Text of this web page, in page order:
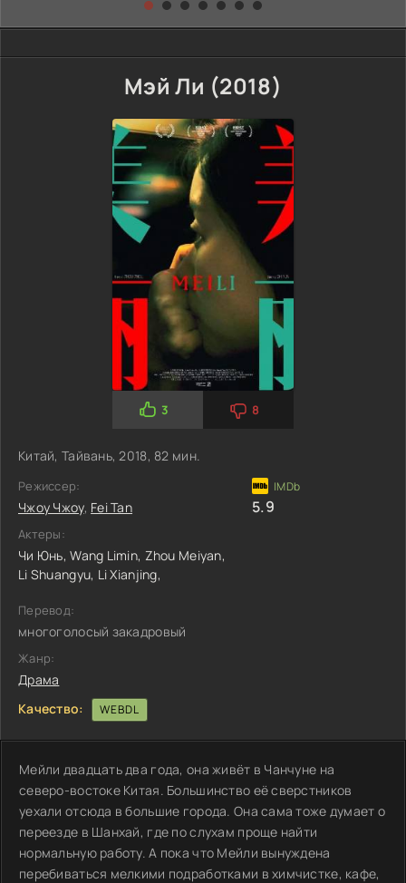
Мэй Ли (2018)
3 8
Китай, Тайвань, 2018, 82 мин.
Режиссер:
Чжоу Чжоу, Fei Tan
Актеры:
Чи Юнь,Wang Limin, Zhou Meiyan,
Li Shuangyu, Li Xianjing,
5.9
Перевод:
многоголосый закадровый
Жанр:
Драма
Качество:
WEBDL
Мейли двадцать два года, она живёт в Чанчуне на
северо-востоке Китая. Большинство её сверстников
уехали отсюда в большие города. Она сама тоже думает о
переезде в Шанхай, где по слухам проще найти
нормальную работу. А пока что Мейли вынуждена
перебиваться мелкими подработками в химчистке, кафе,